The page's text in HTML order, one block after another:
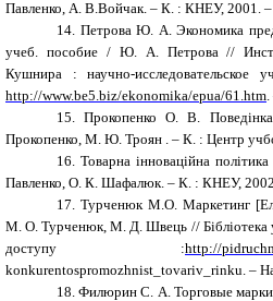
Павленко, А. В.Войчак. – К. : КНЕУ, 2001. –
14. Петрова Ю. А. Экономика
учеб. пособие / Ю. А. Петрова //
Кушнира : научно-
http://www.be5.biz/ekonomika/epua/61.htm
15.
Прокопенко О. В.
Прокопенко, М. Ю. Троян . – К. : Центр
16.
Товарна інноваційна
Павленко, О. К. Шафалюк. – К. : КНЕУ,
17.
Турченюк М.О. Маркетинг
М. О. Турченюк, М. Д. Швець // Бібліотека
доступу :http://
konkurentospromozhnist_tovariv_rinku. –
18. Филюрин С. А. Торговые